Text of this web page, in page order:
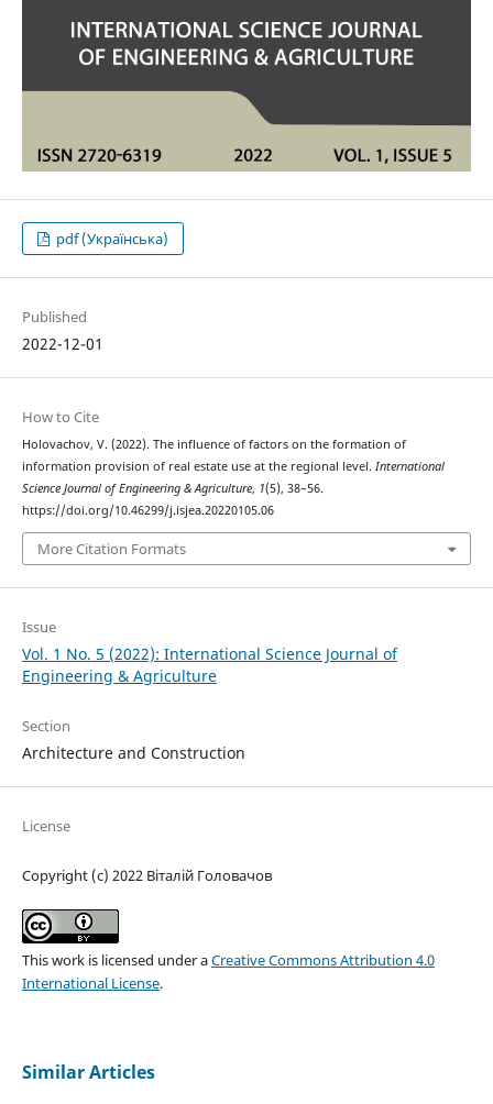
pdf (Українська)
Published
2022-12-01
How to Cite
Holovachov, V. (2022). The influence of factors on the formation of
information provision of real estate use at the regional level. International
Science Journal of Engineering & Agriculture, 1(5), 38–56.
https://doi.org/10.46299/j.isjea.20220105.06
More Citation Formats
Issue
Vol. 1 No. 5 (2022): International Science Journal of
Engineering & Agriculture
Section
Architecture and Construction
License
Copyright (c) 2022 Віталій Головачов
This work is licensed under aCreative Commons Attribution 4.0
International License.
Similar Articles